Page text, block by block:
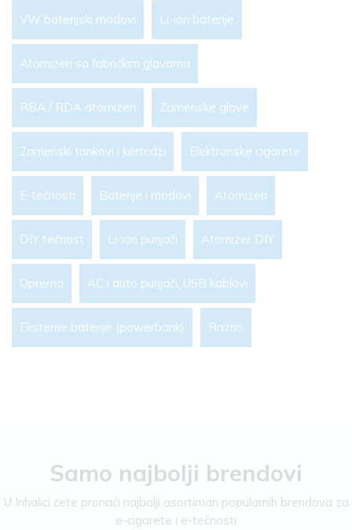
VW baterijski modovi Li-ion baterije
Atomizeri sa fabričkim glavama
RBA / RDA atomizeri Zamenske glave
Zamenski tankovi i kertridži Elektronske cigarete
E-tečnosti Baterije i modovi Atomizeri
DIY tečnost Li-ion punjači Atomizer DIY
Oprema AC i auto punjači, USB kablovi
Eksterne baterije (powerbank) Razno
Samo najbolji brendovi
U Inhalici ćete pronaći najbolji asortiman popularnih brendova za
e-cigarete i e-tečnosti